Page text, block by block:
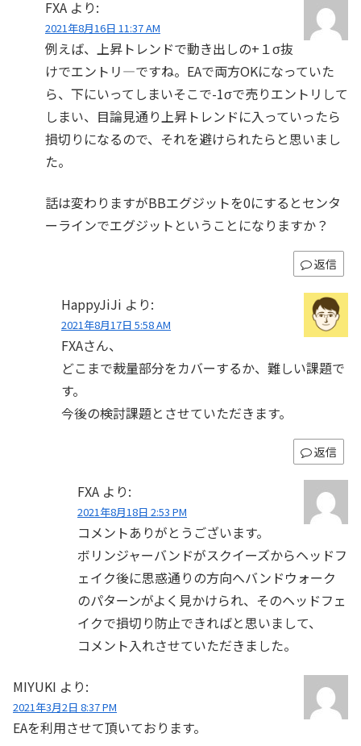
FXA より:
2021年8月16日 11:37 AM
例えば、上昇トレンドで動き出しの+１σ抜
けでエントリ―ですね。EAで両方OKになっていた
ら、下にいってしまいそこで-1σで売りエントリして
しまい、目論見通り上昇トレンドに入っていったら
損切りになるので、それを避けられたらと思いまし
た。
話は変わりますがBBエグジットを0にするとセンタ
ーラインでエグジットということになりますか？
返信
HappyJiJi より:
2021年8月17日 5:58 AM
FXAさん、
どこまで裁量部分をカバーするか、難しい課題で
す。
今後の検討課題とさせていただきます。
返信
FXA より:
2021年8月18日 2:53 PM
コメントありがとうございます。
ボリンジャーバンドがスクイーズからヘッドフ
ェイク後に思惑通りの方向へバンドウォーク
のパターンがよく見かけられ、そのヘッドフェ
イクで損切り防止できればと思いまして、
コメント入れさせていただきました。
MIYUKI より:
2021年3月2日 8:37 PM
EAを利用させて頂いております。